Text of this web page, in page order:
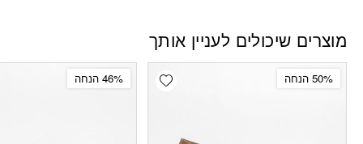
מוצרים שיכולים לעניין אותך
Add wishlist 50% הנחה 46% הנחה